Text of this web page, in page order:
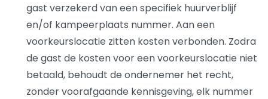
gast verzekerd van een specifiek huurverblijf
en/of kampeerplaats nummer. Aan een
voorkeurslocatie zitten kosten verbonden. Zodra
de gast de kosten voor een voorkeurslocatie niet
betaald, behoudt de ondernemer het recht,
zonder voorafgaande kennisgeving, elk nummer